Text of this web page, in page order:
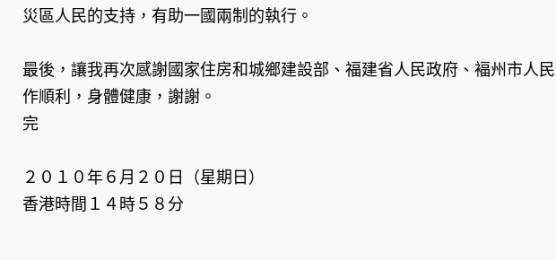
災區人民的支持，有助一國兩制的執行。
最後，讓我再次感謝國家住房和城鄉建設部、福建省人民政府、褔州市人
作順利，身體健康，謝謝。
完
２０１０年６月２０日（星期日）
香港時間１４時５８分